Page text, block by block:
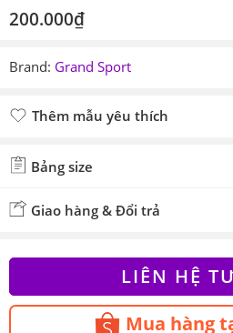
200.000₫
Brand: Grand Sport
Thêm mẫu yêu thích
Bảng size
Giao hàng & Đổi trả
LIÊN HỆ
Mua hàng